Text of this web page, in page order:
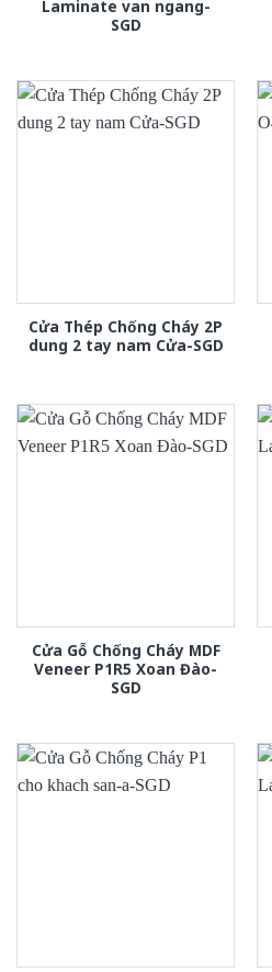
Laminate van ngang-
SGD
Cửa Thép Chống Cháy 2P
dung 2 tay nam Cửa-SGD
Cửa Gỗ Chống Cháy MDF
Veneer P1R5 Xoan Đào-
SGD